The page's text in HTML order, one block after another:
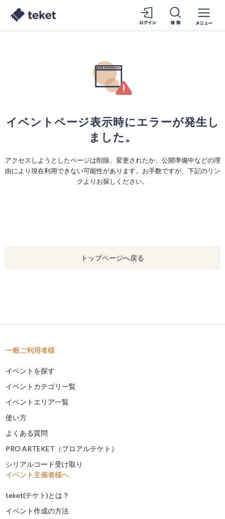
イベントページ表示時にエラーが発生し
ました。
アクセスしようとしたページは削除、変更されたか、公開準備中などの理
由により現在利用できない可能性があります。お手数ですが、下記のリン
クよりお探しください。
トップページへ戻る
一般ご利用者様
イベントを探す
イベントカテゴリ一覧
イベントエリア一覧
使い方
よくある質問
PRO ARTEKET（プロアルテケト）
シリアルコード受け取り
イベント主催者様へ
teket(テケト)とは？
イベント作成の方法